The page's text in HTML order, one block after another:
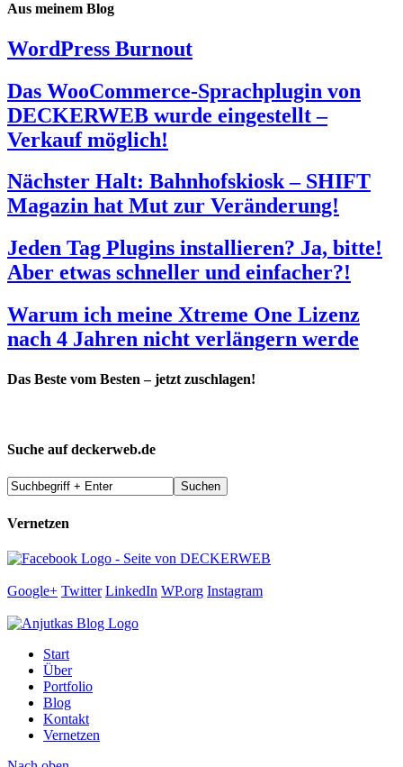
Aus meinem Blog
WordPress Burnout
Das WooCommerce-Sprachplugin von
DECKERWEB wurde eingestellt –
Verkauf möglich!
Nächster Halt: Bahnhofskiosk – SHIFT
Magazin hat Mut zur Veränderung!
Jeden Tag Plugins installieren? Ja, bitte!
Aber etwas schneller und einfacher?!
Warum ich meine Xtreme One Lizenz
nach 4 Jahren nicht verlängern werde
Das Beste vom Besten – jetzt zuschlagen!
Suche auf deckerweb.de
Vernetzen
Google+ Twitter LinkedIn WP.org Instagram
Start
Über
Portfolio
Blog
Kontakt
Vernetzen